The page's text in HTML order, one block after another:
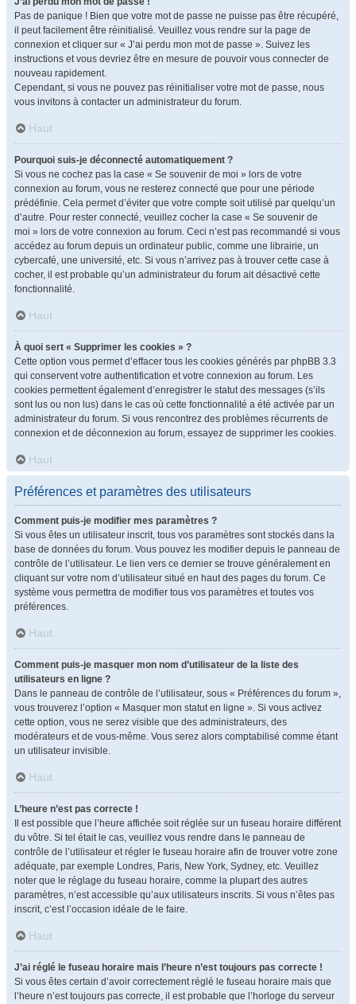
Pas de panique ! Bien que votre mot de passe ne puisse pas être récupéré,
il peut facilement être réinitialisé. Veuillez vous rendre sur la page de
connexion et cliquer sur « J’ai perdu mon mot de passe ». Suivez les
instructions et vous devriez être en mesure de pouvoir vous connecter de
nouveau rapidement.
Cependant, si vous ne pouvez pas réinitialiser votre mot de passe, nous
vous invitons à contacter un administrateur du forum.
Haut
Pourquoi suis-je déconnecté automatiquement ?
Si vous ne cochez pas la case « Se souvenir de moi » lors de votre
connexion au forum, vous ne resterez connecté que pour une période
prédéfinie. Cela permet d’éviter que votre compte soit utilisé par quelqu’un
d’autre. Pour rester connecté, veuillez cocher la case « Se souvenir de
moi » lors de votre connexion au forum. Ceci n’est pas recommandé si vous
accédez au forum depuis un ordinateur public, comme une librairie, un
cybercafé, une université, etc. Si vous n’arrivez pas à trouver cette case à
cocher, il est probable qu’un administrateur du forum ait désactivé cette
fonctionnalité.
Haut
À quoi sert « Supprimer les cookies » ?
Cette option vous permet d’effacer tous les cookies générés par phpBB 3.3
qui conservent votre authentification et votre connexion au forum. Les
cookies permettent également d’enregistrer le statut des messages (s’ils
sont lus ou non lus) dans le cas où cette fonctionnalité a été activée par un
administrateur du forum. Si vous rencontrez des problèmes récurrents de
connexion et de déconnexion au forum, essayez de supprimer les cookies.
Haut
Préférences et paramètres des utilisateurs
Comment puis-je modifier mes paramètres ?
Si vous êtes un utilisateur inscrit, tous vos paramètres sont stockés dans la
base de données du forum. Vous pouvez les modifier depuis le panneau de
contrôle de l’utilisateur. Le lien vers ce dernier se trouve généralement en
cliquant sur votre nom d’utilisateur situé en haut des pages du forum. Ce
système vous permettra de modifier tous vos paramètres et toutes vos
préférences.
Haut
Comment puis-je masquer mon nom d’utilisateur de la liste des
utilisateurs en ligne ?
Dans le panneau de contrôle de l’utilisateur, sous « Préférences du forum »,
vous trouverez l’option « Masquer mon statut en ligne ». Si vous activez
cette option, vous ne serez visible que des administrateurs, des
modérateurs et de vous-même. Vous serez alors comptabilisé comme étant
un utilisateur invisible.
Haut
L’heure n’est pas correcte !
Il est possible que l’heure affichée soit réglée sur un fuseau horaire différent
du vôtre. Si tel était le cas, veuillez vous rendre dans le panneau de
contrôle de l’utilisateur et régler le fuseau horaire afin de trouver votre zone
adéquate, par exemple Londres, Paris, New York, Sydney, etc. Veuillez
noter que le réglage du fuseau horaire, comme la plupart des autres
paramètres, n’est accessible qu’aux utilisateurs inscrits. Si vous n’êtes pas
inscrit, c’est l’occasion idéale de le faire.
Haut
J’ai réglé le fuseau horaire mais l’heure n’est toujours pas correcte !
Si vous êtes certain d’avoir correctement réglé le fuseau horaire mais que
l’heure n’est toujours pas correcte, il est probable que l’horloge du serveur